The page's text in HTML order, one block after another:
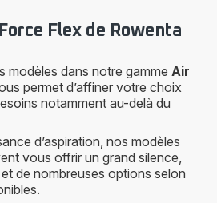
Flex de Rowenta
modèles dans notre gamme Air
permet d’affiner votre choix
notamment au-delà du
d’aspiration, nos modèles
vous offrir un grand silence,
de nombreuses options selon